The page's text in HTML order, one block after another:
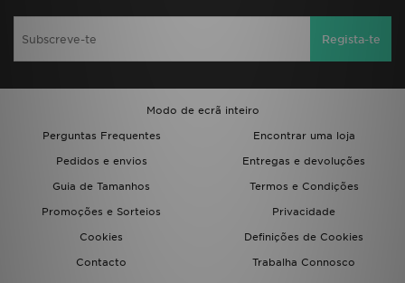
Regista-te
Modo de ecrã inteiro
Perguntas Frequentes
Encontrar uma loja
Pedidos e envios
Entregas e devoluções
Guia de Tamanhos
Termos e Condições
Promoções e Sorteios
Privacidade
Cookies
Definições de Cookies
Contacto
Trabalha Connosco